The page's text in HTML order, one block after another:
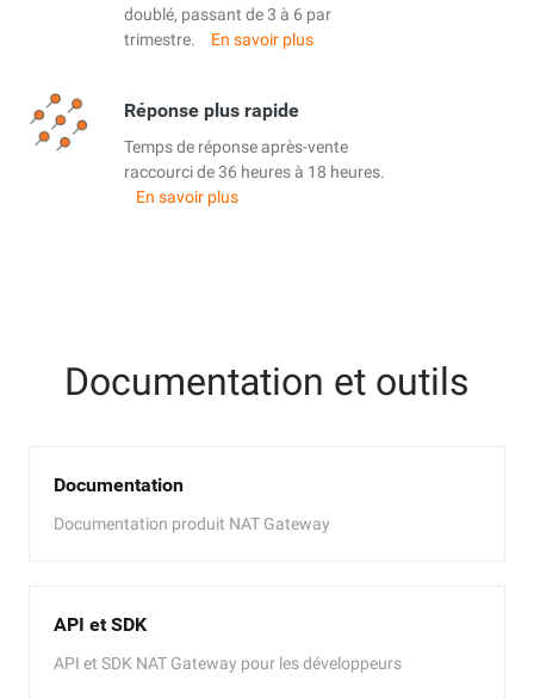
doublé, passant de 3 à 6 par
trimestre.
En savoir plus
Réponse plus rapide
Temps de réponse après-vente
raccourci de 36 heures à 18 heures.
En savoir plus
Documentation et outils
Documentation
Documentation produit NAT Gateway
API et SDK
API et SDK NAT Gateway pour les développeurs